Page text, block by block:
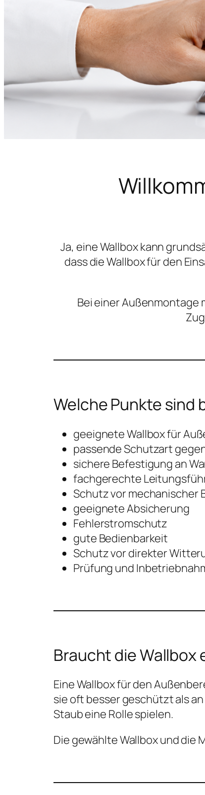
Ja, eine Wallbox kann
dass die Wallbox für den
Bei einer
Welche Punkte sind
geeignete Wallbox für
passende Schutzart
sichere Befestigung an
fachgerechte
Schutz vor mechanischer
geeignete Absicherung
Fehlerstromschutz
gute Bedienbarkeit
Schutz vor direkter
Prüfung und
Braucht die
Eine Wallbox für den
sie oft besser geschützt als
Staub eine Rolle spielen.
Die gewählte Wallbox und die